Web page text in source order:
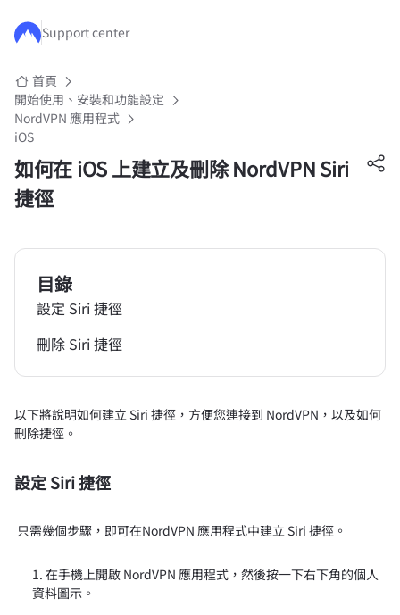
跳至主要內容
Support center
首頁
開始使用、安裝和功能設定
NordVPN 應用程式
iOS
如何在 iOS 上建立及刪除 NordVPN Siri
捷徑
目錄
設定 Siri 捷徑
刪除 Siri 捷徑
以下將說明如何建立 Siri 捷徑，方便您連接到 NordVPN，以及如何
刪除捷徑。
設定 Siri 捷徑
只需幾個步驟，即可在NordVPN 應用程式中建立 Siri 捷徑。
在手機上開啟 NordVPN 應用程式，然後按一下右下角的個人
資料圖示。